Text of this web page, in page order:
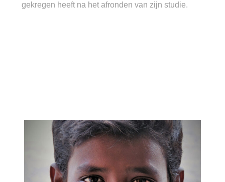
gekregen heeft na het afronden van zijn studie.